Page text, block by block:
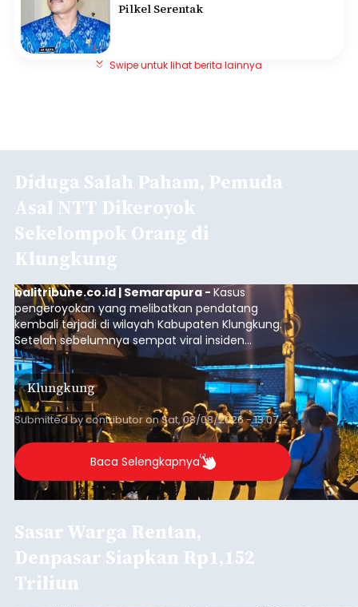
Pilkel Serentak
Swipe untuk lihat berita lainnya
Diduga Salah Paham, Pemuda
Asal NTT Dikeroyok
Sekelompok Orang di
Klungkung
balitribune.co.id | Semarapura -Kasus
pengeroyokan yang melibatkan pendatang
kembali terjadi di wilayah Kabupaten Klungkung.
Setelah sebelumnya sempat viral insiden
keributan di barat Pasar Galiran, peristiwa serupa
kini menimpa seorang pemuda asal Kabupaten
Sumba Barat Daya (SBD), Nusa Tenggara Timur
(NTT).
Klungkung
Submitted bycontributoronSat, 08/08/2026 - 13:07
Baca Selengkapnya
Sasar Warga Rentan,
Denpasar Siapkan Rp1,152
Triliun